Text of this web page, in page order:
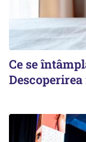
Ce se